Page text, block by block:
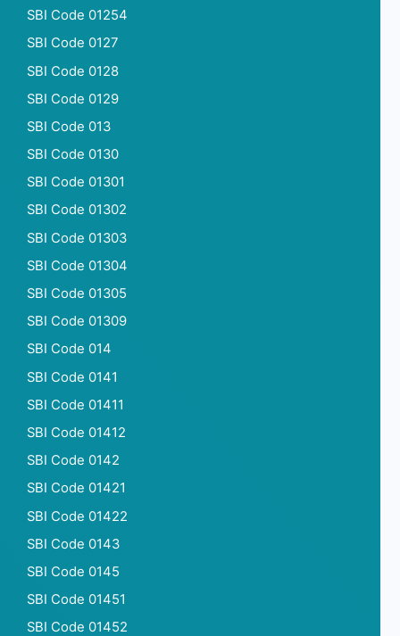
SBI Code 01254
SBI Code 0127
SBI Code 0128
SBI Code 0129
SBI Code 013
SBI Code 0130
SBI Code 01301
SBI Code 01302
SBI Code 01303
SBI Code 01304
SBI Code 01305
SBI Code 01309
SBI Code 014
SBI Code 0141
SBI Code 01411
SBI Code 01412
SBI Code 0142
SBI Code 01421
SBI Code 01422
SBI Code 0143
SBI Code 0145
SBI Code 01451
SBI Code 01452